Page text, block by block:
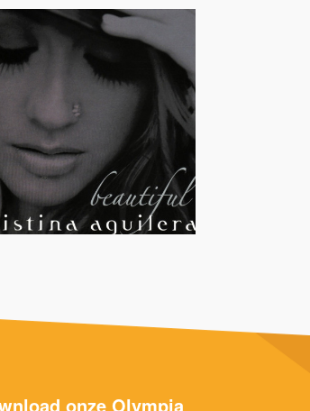
onze Olympia